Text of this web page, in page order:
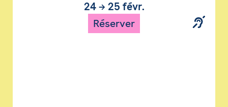
24→ 25 févr.
Réserver